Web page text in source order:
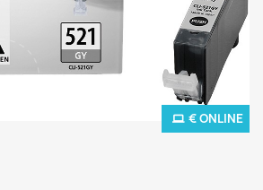
€ ONLINE